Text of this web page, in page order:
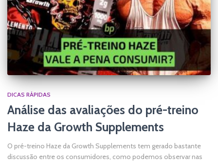
DICAS RÁPIDAS
Análise das avaliações do pré-treino
Haze da Growth Supplements
O pré-treino Haze da Growth Supplements tem gerado bastante
discussão entre os consumidores, como podemos observar nas